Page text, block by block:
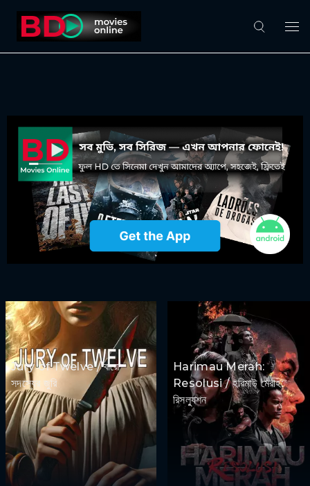
Jury of Twelve / বারো
সদস্যের জুরি
Harimau Merah:
Resolusi / হরিমাউ মেরাহ:
রিসল্যুশন